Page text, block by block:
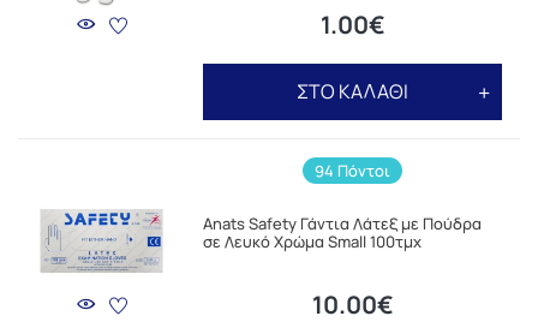
1.00€
ΣΤΟ ΚΑΛΑΘΙ
94 Πόντοι
Anats Safety Γάντια Λάτεξ με Πούδρα
σε Λευκό Χρώμα Small 100τμχ
10.00€